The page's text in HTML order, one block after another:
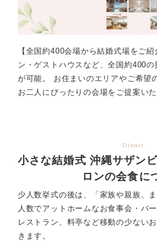
【全国約400会場から結婚式場をご
ン・ゲストハウスなど、全国約400
が可能。 お住まいのエリアやご希望
お二人にぴったりの会場をご提案いた
Dinner
小さな結婚式 沖縄サザン
ロンの会食に
少人数挙式の後は、「家族や親族、
人数でアットホームなお食事会・パー
レストラン、料亭など移動の少ない
きます。